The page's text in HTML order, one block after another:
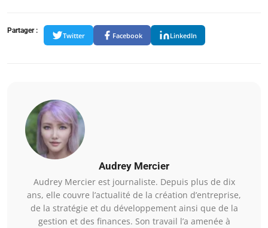
Partager :
Twitter Facebook LinkedIn
Audrey Mercier
Audrey Mercier est journaliste. Depuis plus de dix
ans, elle couvre l’actualité de la création d’entreprise,
de la stratégie et du développement ainsi que de la
gestion et des finances. Son travail l’a amenée à